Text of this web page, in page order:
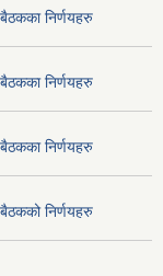
निर्णयहरु
निर्णयहरु
निर्णयहरु
निर्णयहरु